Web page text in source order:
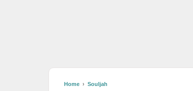
Home › Souljah